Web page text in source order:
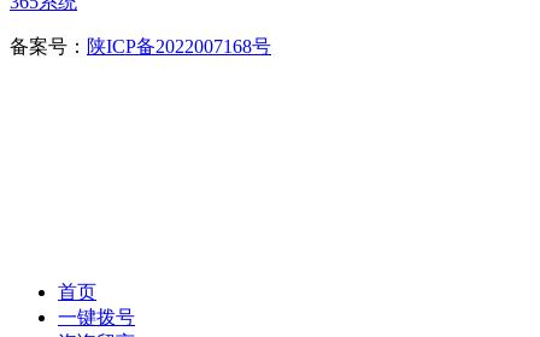
备案号： 陕ICP备2022007168号
首页
一键拨号